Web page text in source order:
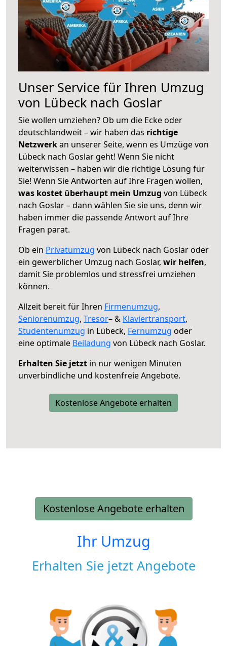
Unser Service für Ihren Umzug
von Lübeck nach Goslar
Sie wollen umziehen? Ob um die Ecke oder
deutschlandweit – wir haben das richtige
Netzwerkan unserer Seite, wenn es Umzüge von
Lübeck nach Goslar geht! Wenn Sie nicht
weiterwissen – haben wir die richtige Lösung für
Sie! Wenn Sie Antworten auf Ihre Fragen wollen,
was kostet überhaupt mein Umzug von Lübeck
nach Goslar – dann wählen Sie sie uns, denn wir
haben immer die passende Antwort auf Ihre
Fragen parat.
Ob ein Privatumzug von Lübeck nach Goslar oder
ein gewerblicher Umzug nach Goslar, wir helfen,
damit Sie problemlos und stressfrei umziehen
können.
Allzeit bereit für Ihren Firmenumzug,
Seniorenumzug, Tresor– & Klaviertransport,
Studentenumzug in Lübeck, Fernumzug oder
eine optimale Beiladung von Lübeck nach Goslar.
Erhalten Sie jetzt in nur wenigen Minuten
unverbindliche und kostenfreie Angebote.
Kostenlose Angebote erhalten
Kostenlose Angebote erhalten
Ihr Umzug
Erhalten Sie jetzt Angebote